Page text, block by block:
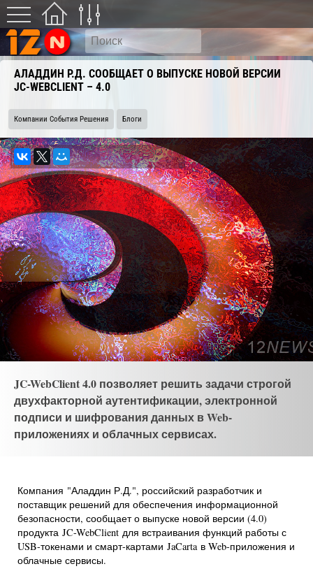
АЛАДДИН Р.Д. СООБЩАЕТ О ВЫПУСКЕ НОВОЙ ВЕРСИИ
JC-WEBCLIENT – 4.0
Компании События Решения Блоги
JC-WebClient 4.0 позволяет решить задачи строгой
двухфакторной аутентификации, электронной
подписи и шифрования данных в Web-
приложениях и облачных сервисах.
Компания "Аладдин Р.Д.", российский разработчик и
поставщик решений для обеспечения информационной
безопасности, сообщает о выпуске новой версии (4.0)
продукта JC-WebClient для встраивания функций работы с
USB-токенами и смарт-картами JaCarta в Web-приложения и
облачные сервисы.